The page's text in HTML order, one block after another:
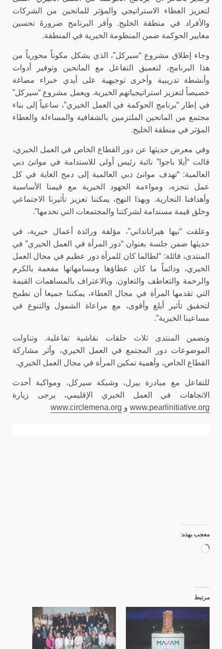
لتعزيز العطاء الاستراتيجي والمؤثر للمانحين من الشركات
والأفراد في منطقة الخليج. وأقر البرنامج ضرورةَ تحسين
معايير الحوكمة ضمن المنظومة الخيرية في المنطقة.
وجاء إطلاق مشروع “سيركل”، الذي يشكل مكوناً محورياً من
هذا البرنامج، لتعميق التفاعل مع المانحين وتوفير أدوات
وأنشطة تدريبية وأخرى توجيهية على أيدي خبراء مصاغة
خصيصاً لتعزيز استراتيجياتهم الخيرية. ويعمل مشروع “سيركل”
في إطار “برنامج الحوكمة في العمل الخيري”، ساعياً إلى بناء
مجتمع من المانحين الملتزمين بالشفافية والمساءلة والعطاء
المؤثر في منطقة الخليج.
وفي معرض حديثها عن دور القطاع الخاص في العمل الخيري،
قالت“أيلا باجوا” نائبة رئيس أولى للاستدامة في موانئ دبي
العالمية: “تهدف موانئ دبي العالمية إلى دمج الغاية في كل
عمل تنجزه، ومواءمة الجهود الخيرية مع قيمنا الأساسية
وأهدافنا التجارية. وبهذا النهج، يمكننا تعزيز تأثيرنا الاجتماعي
وخلق قيمة مستدامة لشركتنا والمجتمعات التي نخدمها”.
وعلقت “نيها هيرانانداني”، مؤلفة ورائدة أعمال خيرية، في
حديثها ضمن جلسة بعنوان “دور المرأة في العمل الخيري” في
المنتدى، قائلة: “لطالما كان للمرأة دور عظيم في مجال العمل
الخيري، ودائماً ما كان عطاؤها ومسامهاتها مفعمة بالكرم
والرحمة والتعاطف والتعاون. وبالاعتراف بالمساهمات القيمة
التي تقدمها المرأة في مجال العطاء، يمكننا جميعا أن نطمح
لتحقيق تأثير أبلغ وأقوى، مع مراعاة الشمول والتنوع في
مساعينا الخيرية”.
وتضمن المنتدى ثلاث حلقات نقاشية تفاعلية. وتناولت
الموضوعات دور المجتمع في العمل الخيري، وأثر مشاركة
القطاع الخاص، وأهمية تمكين المرأة في مجال العمل الخيري.
للتفاعل مع مبادرة بيرل، وشبكة سيركل، ومواكبة أحدث
الاتجاهات في العمل الخيري الإقليمي، يرجى زيارة
www.pearlinitiative.org و www.circlemena.org
معجب بهذه:
جاري
مرتبط